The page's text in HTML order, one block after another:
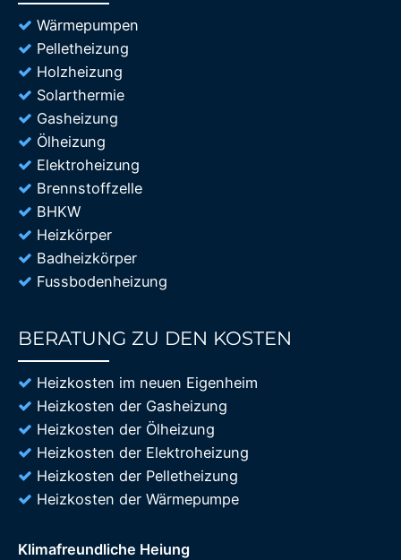
Wärmepumpen
Pelletheizung
Holzheizung
Solarthermie
Gasheizung
Ölheizung
Elektroheizung
Brennstoffzelle
BHKW
Heizkörper
Badheizkörper
Fussbodenheizung
BERATUNG ZU DEN KOSTEN
Heizkosten im neuen Eigenheim
Heizkosten der Gasheizung
Heizkosten der Ölheizung
Heizkosten der Elektroheizung
Heizkosten der Pelletheizung
Heizkosten der Wärmepumpe
Klimafreundliche Heiung